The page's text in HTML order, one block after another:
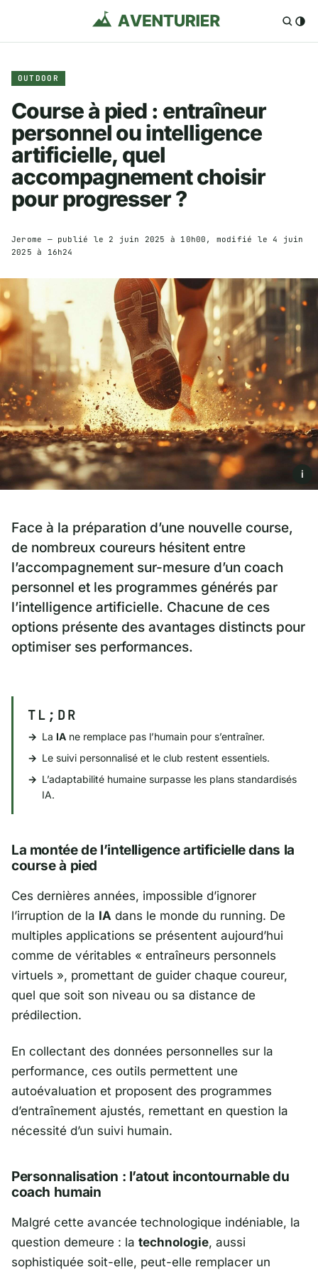
OUTDOOR
Course à pied : entraîneur
personnel ou intelligence
artificielle, quel
accompagnement choisir
pour progresser ?
Jerome — publié le 2 juin 2025 à 10h00 , modifié le4 juin
2025 à 16h24
i
Face à la préparation d’une nouvelle course,
de nombreux coureurs hésitent entre
l’accompagnement sur-mesure d’un coach
personnel et les programmes générés par
l’intelligence artificielle. Chacune de ces
options présente des avantages distincts pour
optimiser ses performances.
TL;DR
La IA ne remplace pas l’humain pour s’entraîner.
Le suivi personnalisé et le club restent essentiels.
L’adaptabilité humaine surpasse les plans standardisés
IA.
La montée de l’intelligence artificielle dans la
course à pied
Ces dernières années, impossible d’ignorer
l’irruption de la IA dans le monde du running. De
multiples applications se présentent aujourd’hui
comme de véritables « entraîneurs personnels
virtuels », promettant de guider chaque coureur,
quel que soit son niveau ou sa distance de
prédilection.
En collectant des données personnelles sur la
performance, ces outils permettent une
autoévaluation et proposent des programmes
d’entraînement ajustés, remettant en question la
nécessité d’un suivi humain.
Personnalisation : l’atout incontournable du
coach humain
Malgré cette avancée technologique indéniable, la
question demeure : la technologie, aussi
sophistiquée soit-elle, peut-elle remplacer un